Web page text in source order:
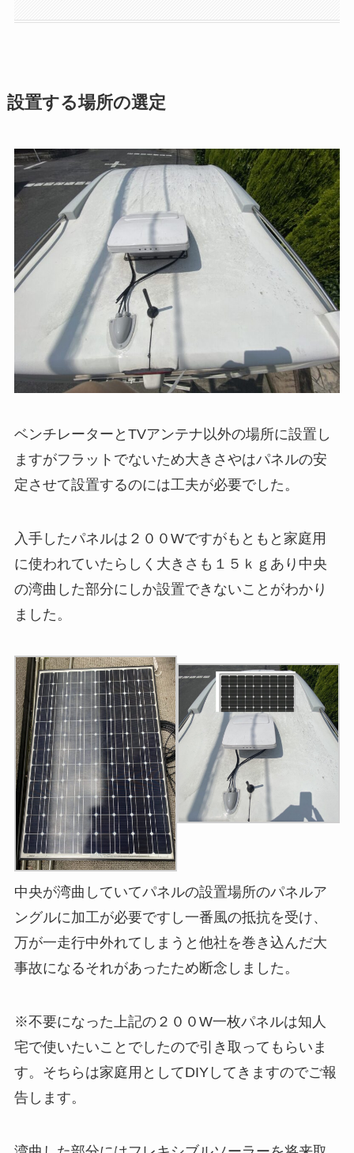
設置する場所の選定
ベンチレーターとTVアンテナ以外の場所に設置し
ますがフラットでないため大きさやはパネルの安
定させて設置するのには工夫が必要でした。
入手したパネルは２００Wですがもともと家庭用
に使われていたらしく大きさも１５ｋｇあり中央
の湾曲した部分にしか設置できないことがわかり
ました。
中央が湾曲していてパネルの設置場所のパネルア
ングルに加工が必要ですし一番風の抵抗を受け、
万が一走行中外れてしまうと他社を巻き込んだ大
事故になるそれがあったため断念しました。
※不要になった上記の２００W一枚パネルは知人
宅で使いたいことでしたので引き取ってもらいま
す。そちらは家庭用としてDIYしてきますのでご報
告します。